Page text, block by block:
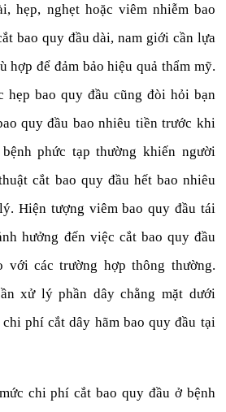
hẹp, nghẹt hoặc viêm nhiễm bao
bao quy đầu dài, nam giới cần lựa
hợp để đảm bảo hiệu quả thẩm mỹ.
hẹp bao quy đầu cũng đòi hỏi bạn
quy đầu bao nhiêu tiền trước khi
phức tạp thường khiến người
cắt bao quy đầu hết bao nhiêu
Hiện tượng viêm bao quy đầu tái
hưởng đến việc cắt bao quy đầu
với các trường hợp thông thường.
xử lý phần dây chằng mặt dưới
phí cắt dây hãm bao quy đầu tại
chi phí cắt bao quy đầu ở bệnh